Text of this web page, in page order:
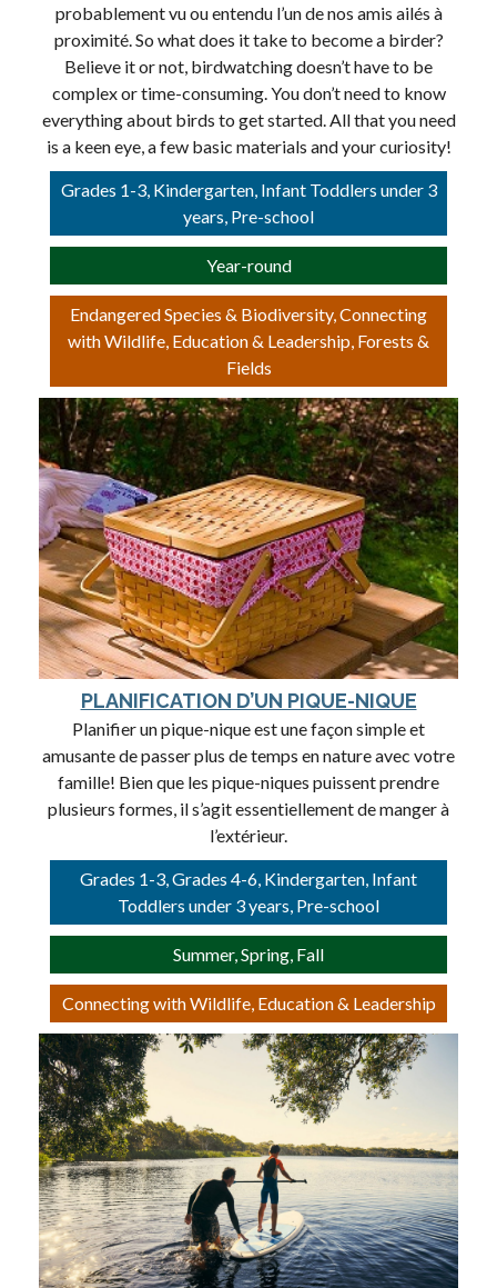
probablement vu ou entendu l’un de nos amis ailés à
proximité. So what does it take to become a birder?
Believe it or not, birdwatching doesn’t have to be
complex or time-consuming. You don’t need to know
everything about birds to get started. All that you need
is a keen eye, a few basic materials and your curiosity!
Grades 1-3, Kindergarten, Infant Toddlers under 3
years, Pre-school
Year-round
Endangered Species & Biodiversity, Connecting
with Wildlife, Education & Leadership, Forests &
Fields
PLANIFICATION D’UN PIQUE-NIQUE
Planifier un pique-nique est une façon simple et
amusante de passer plus de temps en nature avec votre
famille! Bien que les pique-niques puissent prendre
plusieurs formes, il s’agit essentiellement de manger à
l’extérieur.
Grades 1-3, Grades 4-6, Kindergarten, Infant
Toddlers under 3 years, Pre-school
Summer, Spring, Fall
Connecting with Wildlife, Education & Leadership